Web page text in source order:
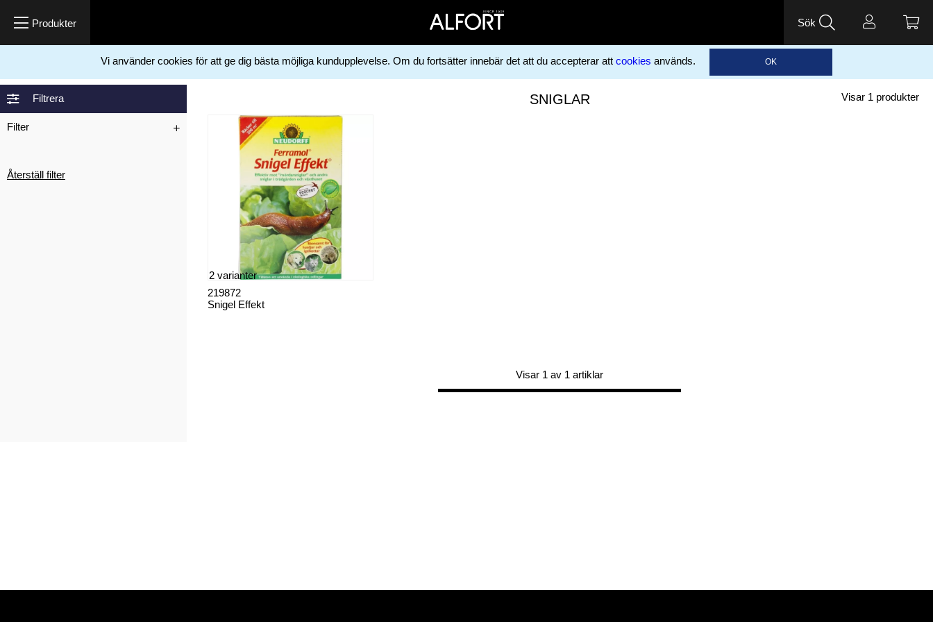
Sök
Vi använder cookies för att ge dig bästa möjliga kundupplevelse. Om du fortsätter innebär det att du accepterar att cookies används. OK
Bekämpningsmedel Sniglar
Filtrera
Filter
Återställ filter
SNIGLAR Visar 1 produkter
Snigel Effekt
219872
2 varianter
Visar 1 av 1 artiklar